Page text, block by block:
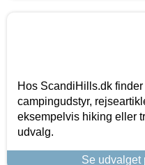
Hos ScandiHills.dk
campingudstyr,
eksempelvis hiking eller
udvalg.
Se udvalget